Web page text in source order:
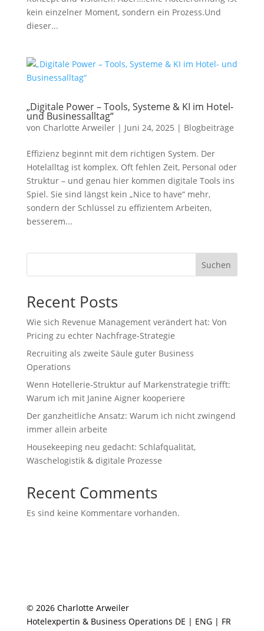
kein einzelner Moment, sondern ein Prozess.Und
dieser...
„Digitale Power – Tools, Systeme & KI im Hotel-
und Businessalltag“
von Charlotte Arweiler| Juni 24, 2025 | Blogbeiträge
Effizienz beginnt mit dem richtigen System. Der
Hotelalltag ist komplex. Oft fehlen Zeit, Personal oder
Struktur – und genau hier kommen digitale Tools ins
Spiel. Sie sind längst kein „Nice to have“ mehr,
sondern der Schlüssel zu effizientem Arbeiten,
besserem...
Suchen
Recent Posts
Wie sich Revenue Management verändert hat: Von
Pricing zu echter Nachfrage‑Strategie
Recruiting als zweite Säule guter Business
Operations
Wenn Hotellerie‑Struktur auf Markenstrategie trifft:
Warum ich mit Janine Aigner kooperiere
Der ganzheitliche Ansatz: Warum ich nicht zwingend
immer allein arbeite
Housekeeping neu gedacht: Schlafqualität,
Wäschelogistik & digitale Prozesse
Recent Comments
Es sind keine Kommentare vorhanden.
© 2026 Charlotte Arweiler
Hotelexpertin & Business Operations DE | ENG | FR